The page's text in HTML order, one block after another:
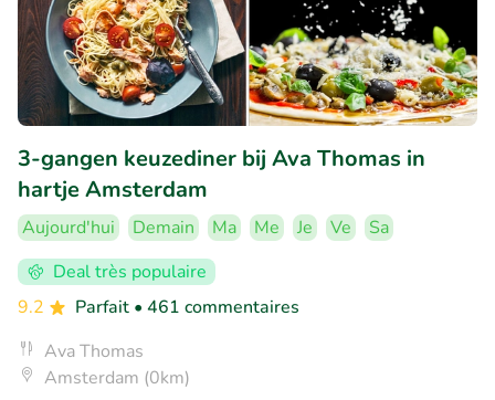
3-gangen keuzediner bij Ava Thomas in
hartje Amsterdam
Aujourd'hui Demain Ma Me Je Ve
Sa
Deal très populaire
9.2
Parfait • 461 commentaires
Ava Thomas
Amsterdam (0km)